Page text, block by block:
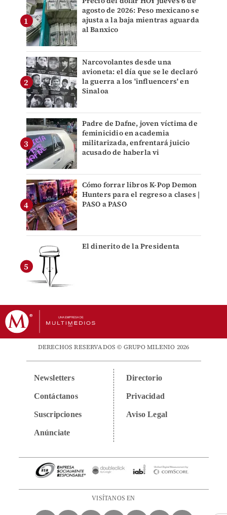
agosto de 2026: Peso mexicano se
ajusta a la baja mientras aguarda
al Banxico
Narcovolantes desde una
avioneta: el día que se le declaró
la guerra a los 'influencers' en
Sinaloa
Padre de Dafne, joven víctima de
feminicidio en academia
militarizada, enfrentará juicio
acusado de haberla vi
Cómo forrar libros K-Pop Demon
Hunters para el regreso a clases |
PASO a PASO
El dinerito de la Presidenta
DERECHOS RESERVADOS © GRUPO MILENIO 2026
Newsletters
Contáctanos
Suscripciones
Anúnciate
Directorio
Privacidad
Aviso Legal
VISÍTANOS EN